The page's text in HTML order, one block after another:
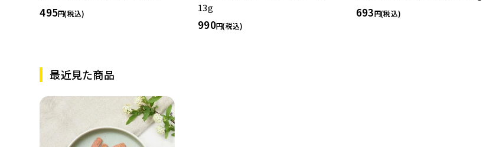
495 (税込)
13g
990 (税込)
693 (税込)
最近見た商品